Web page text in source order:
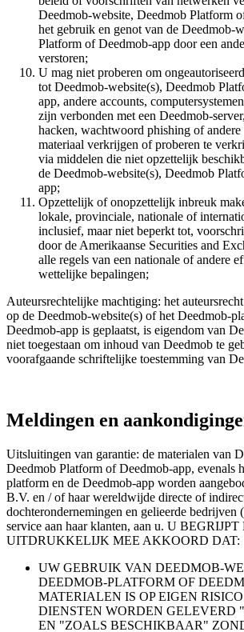
Deedmob-website, Deedmob Platform
het gebruik en genot van de Deedmob-
Platform of Deedmob-app door een
verstoren;
U mag niet proberen om
tot Deedmob-website(s), Deedmob
app, andere accounts,
zijn verbonden met een Deedmob-
hacken, wachtwoord phishing of andere
materiaal verkrijgen of proberen te
via middelen die niet opzettelijk
de Deedmob-website(s), Deedmob
app;
Opzettelijk of onopzettelijk inbreuk
lokale, provinciale, nationale of
inclusief, maar niet beperkt tot,
door de Amerikaanse Securities and
alle regels van een nationale of andere
wettelijke bepalingen;
Auteursrechtelijke machtiging: het
op de Deedmob-website(s) of het Deedmob-
Deedmob-app is geplaatst, is eigendom van
niet toegestaan ​​om inhoud van Deedmob te
voorafgaande schriftelijke toestemming van
Meldingen en
Uitsluitingen van garantie: de materialen van
Deedmob Platform of Deedmob-app, evenals
platform en de Deedmob-app worden
B.V. en / of haar wereldwijde directe of
dochterondernemingen en gelieerde bedrijven
service aan haar klanten, aan u. U
UITDRUKKELIJK MEE AKKOORD DAT:
UW GEBRUIK VAN DEEDMOB-
DEEDMOB-PLATFORM OF
MATERIALEN IS OP EIGEN
DIENSTEN WORDEN GELEVERD
EN "ZOALS BESCHIKBAAR"